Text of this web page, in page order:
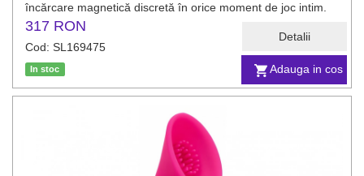
Adauga in cos
Detalii
încărcare magnetică discretă în orice moment de joc intim.
317 RON
Cod: SL169475
In stoc